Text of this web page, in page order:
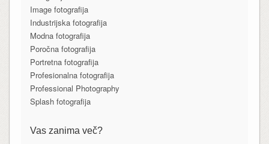
Image fotografija
Industrijska fotografija
Modna fotografija
Poročna fotografija
Portretna fotografija
Profesionalna fotografija
Professional Photography
Splash fotografija
Vas zanima več?